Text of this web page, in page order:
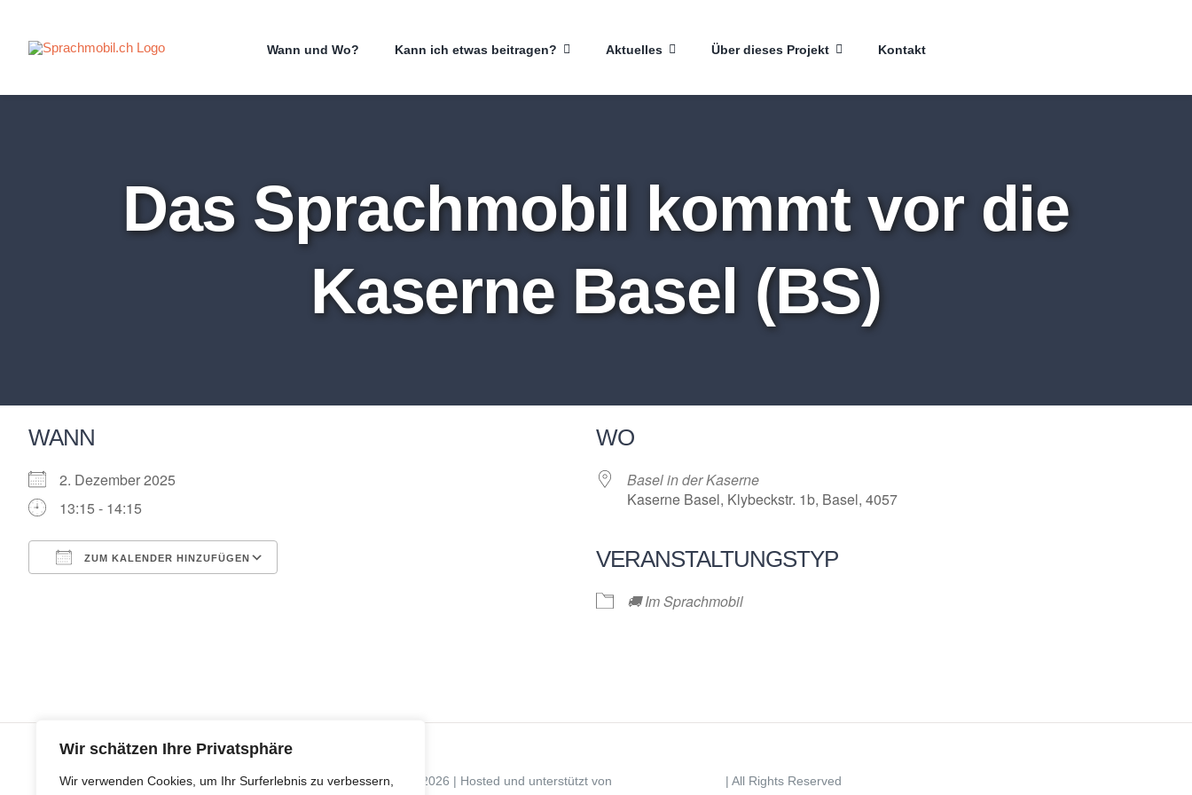
Wir schätzen Ihre Privatsphäre
Wir verwenden Cookies, um Ihr Surferlebnis zu verbessern,
Inhalt
Wann und Wo? Kann ich etwas beitragen? Aktuelles Über dieses Projekt Kontakt
Das Sprachmobil kommt vor die
Kaserne Basel (BS)
WANN
2. Dezember 2025
13:15 - 14:15
ZUM KALENDER HINZUFÜGEN
WO
Basel in der Kaserne
Kaserne Basel, Klybeckstr. 1b, Basel, 4057
VERANSTALTUNGSTYP
🚚 Im Sprachmobil
© Copyright 2026 | Hosted und unterstützt von | All Rights Reserved